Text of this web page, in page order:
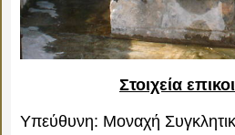
Στοιχεία
Υπεύθυνη: Μοναχή